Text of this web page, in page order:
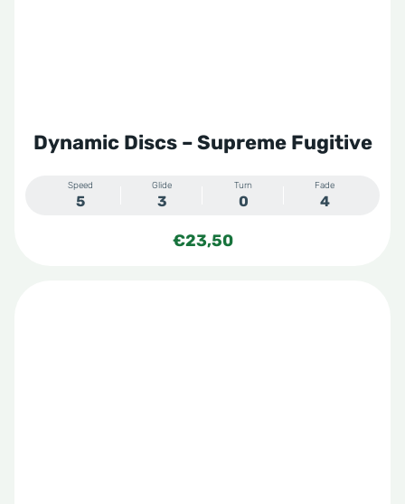
Dynamic Discs – Supreme Fugitive
Speed
5
Glide
3
Turn
0
Fade
4
€23,50